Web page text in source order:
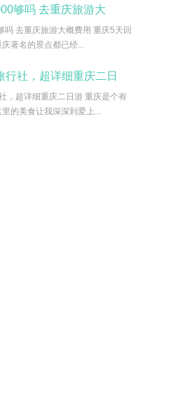
够吗 去重庆旅游大
吗 去重庆旅游大概费用 重庆5天回
著名的景点都已经...
行社，超详细重庆二日
，超详细重庆二日游 重庆是个有
的美食让我深深到爱上...